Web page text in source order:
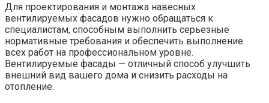
Для проектирования и монтажа навесных
вентилируемых фасадов нужно обращаться к
специалистам, способным выполнить серьезные
нормативные требования и обеспечить выполнение
всех работ на профессиональном уровне.
Вентилируемые фасады — отличный способ улучшить
внешний вид вашего дома и снизить расходы на
отопление.